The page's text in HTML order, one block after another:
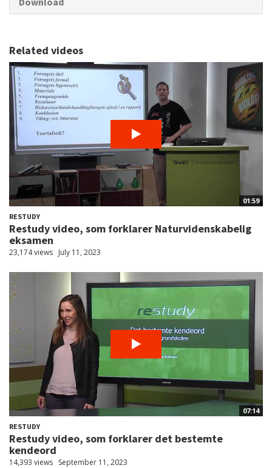
Related videos
01:59
RESTUDY
Restudy video, som forklarer Naturvidenskabelig
eksamen
23,174 views July 11, 2023
07:14
RESTUDY
Restudy video, som forklarer det bestemte
kendeord
14,393 views September 11, 2023